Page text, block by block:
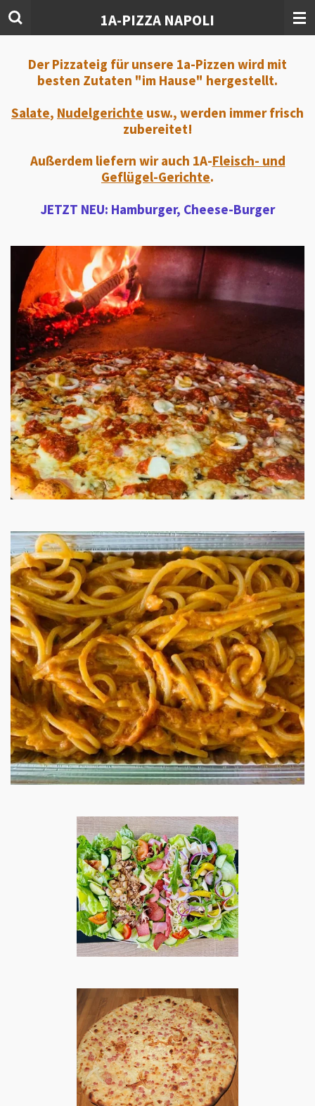
Zum
1A-PIZZA NAPOLI
Der Pizzateig für unsere 1a-Pizzen wird mit
besten Zutaten "im Hause" hergestellt.
Salate, Nudelgerichte usw., werden immer frisch
zubereitet!
Außerdem liefern wir auch 1A-Fleisch- und
Geflügel-Gerichte.
JETZT NEU: Hamburger, Cheese-Burger